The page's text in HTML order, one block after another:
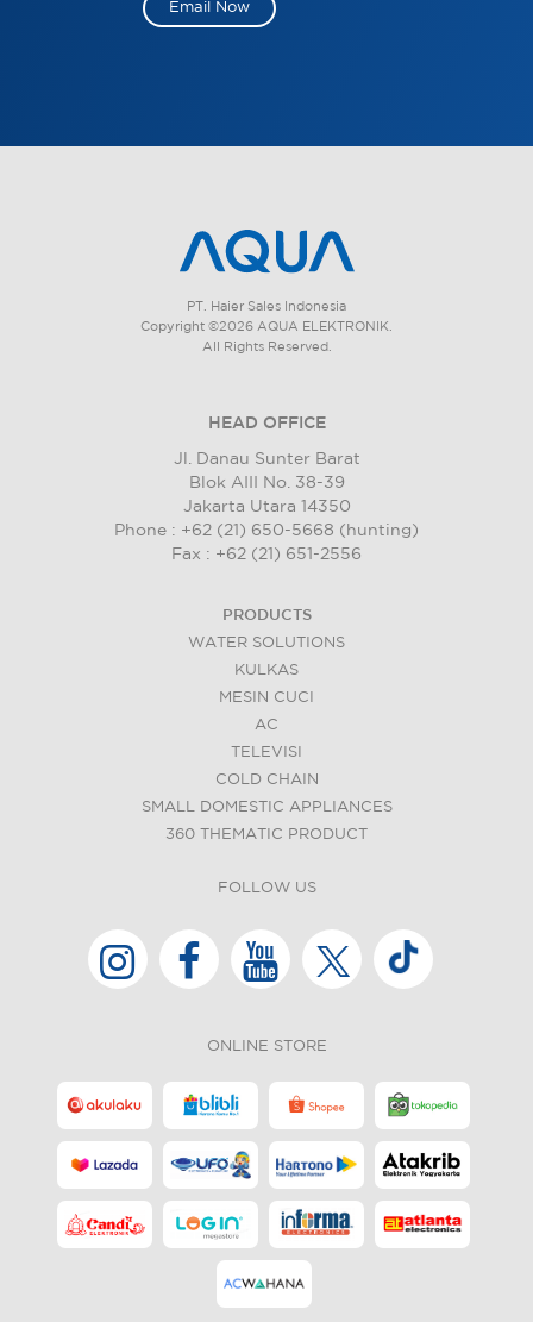
Email Now
PT. Haier Sales Indonesia
Copyright ©2026 AQUA ELEKTRONIK.
All Rights Reserved.
HEAD OFFICE
Jl. Danau Sunter Barat
Blok AIII No. 38-39
Jakarta Utara 14350
Phone : +62 (21) 650-5668 (hunting)
Fax : +62 (21) 651-2556
PRODUCTS
WATER SOLUTIONS
KULKAS
MESIN CUCI
AC
TELEVISI
COLD CHAIN
SMALL DOMESTIC APPLIANCES
360 THEMATIC PRODUCT
FOLLOW US
ONLINE STORE